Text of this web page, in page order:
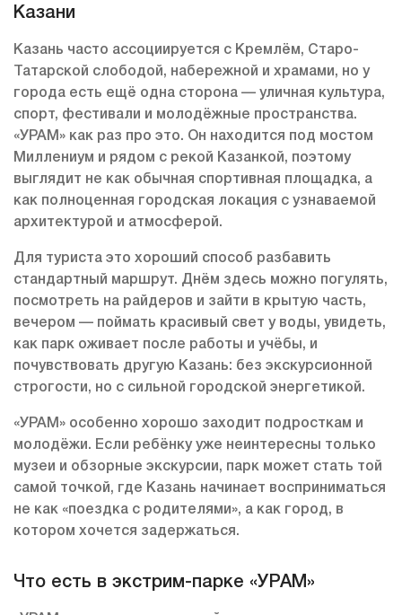
Казани
Казань часто ассоциируется с Кремлём, Старо-
Татарской слободой, набережной и храмами, но у
города есть ещё одна сторона — уличная культура,
спорт, фестивали и молодёжные пространства.
«УРАМ» как раз про это. Он находится под мостом
Миллениум и рядом с рекой Казанкой, поэтому
выглядит не как обычная спортивная площадка, а
как полноценная городская локация с узнаваемой
архитектурой и атмосферой.
Для туриста это хороший способ разбавить
стандартный маршрут. Днём здесь можно погулять,
посмотреть на райдеров и зайти в крытую часть,
вечером — поймать красивый свет у воды, увидеть,
как парк оживает после работы и учёбы, и
почувствовать другую Казань: без экскурсионной
строгости, но с сильной городской энергетикой.
«УРАМ» особенно хорошо заходит подросткам и
молодёжи. Если ребёнку уже неинтересны только
музеи и обзорные экскурсии, парк может стать той
самой точкой, где Казань начинает восприниматься
не как «поездка с родителями», а как город, в
котором хочется задержаться.
Что есть в экстрим-парке «УРАМ»